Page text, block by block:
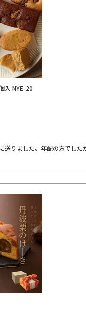
入 NYE-20
送りました。年配の方でした